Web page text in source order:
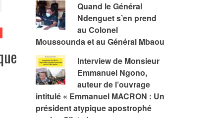
Quand le Général
Ndenguet s’en prend
au Colonel
Moussounda et au Général Mbaou
Interview de Monsieur
Emmanuel Ngono,
auteur de l’ouvrage
intitulé « Emmanuel MACRON : Un
président atypique apostrophé